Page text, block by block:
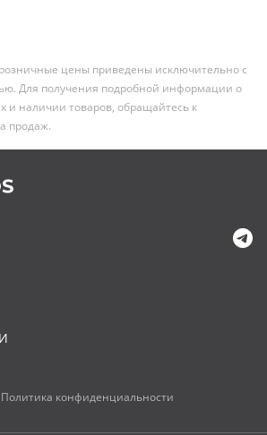
цены приведены исключительно с
Для получения подробной информации о
и наличии товаров, обращайтесь к
продаж.
Политика конфиденциальности